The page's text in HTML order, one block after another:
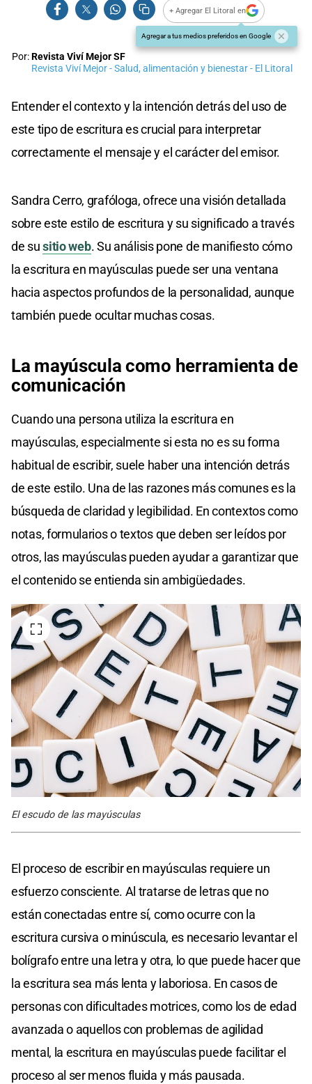
+ Agregar El Litoral en
Agregar a tus medios preferidos en Google
Por:Revista Viví Mejor SF
Revista Viví Mejor - Salud, alimentación y bienestar - El Litoral
Entender el contexto y la intención detrás del uso de
este tipo de escritura es crucial para interpretar
correctamente el mensaje y el carácter del emisor.
Sandra Cerro, grafóloga, ofrece una visión detallada
sobre este estilo de escritura y su significado a través
de susitio web. Su análisis pone de manifiesto cómo
la escritura en mayúsculas puede ser una ventana
hacia aspectos profundos de la personalidad, aunque
también puede ocultar muchas cosas.
La mayúscula como herramienta de
comunicación
Cuando una persona utiliza la escritura en
mayúsculas, especialmente si esta no es su forma
habitual de escribir, suele haber una intención detrás
de este estilo. Una de las razones más comunes es la
búsqueda de claridad y legibilidad. En contextos como
notas, formularios o textos que deben ser leídos por
otros, las mayúsculas pueden ayudar a garantizar que
el contenido se entienda sin ambigüedades.
El escudo de las mayúsculas
El proceso de escribir en mayúsculas requiere un
esfuerzo consciente. Al tratarse de letras que no
están conectadas entre sí, como ocurre con la
escritura cursiva o minúscula, es necesario levantar el
bolígrafo entre una letra y otra, lo que puede hacer que
la escritura sea más lenta y laboriosa. En casos de
personas con dificultades motrices, como los de edad
avanzada o aquellos con problemas de agilidad
mental, la escritura en mayúsculas puede facilitar el
proceso al ser menos fluida y más pausada.